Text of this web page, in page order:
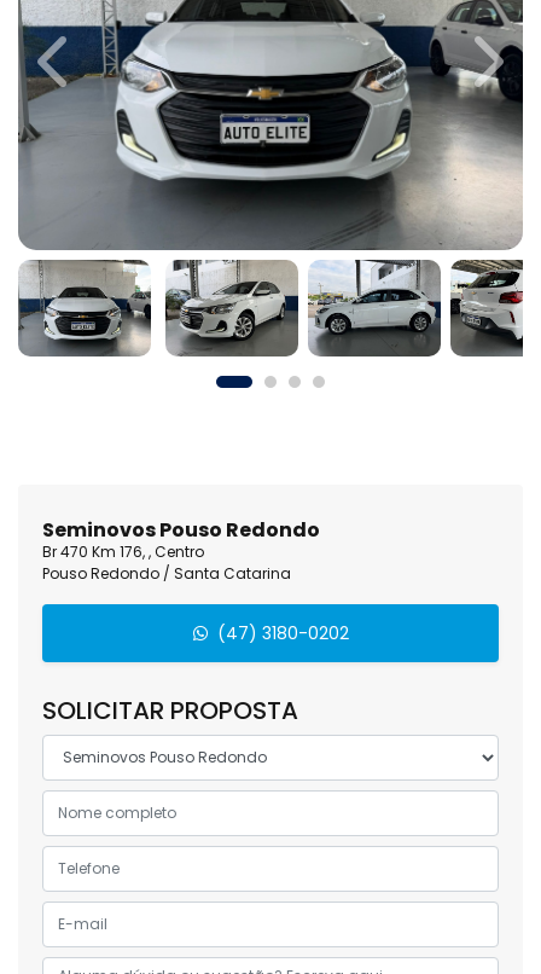
Previous Next
Seminovos Pouso Redondo
Br 470 Km 176, , Centro
Pouso Redondo / Santa Catarina
(47) 3180-0202
SOLICITAR PROPOSTA